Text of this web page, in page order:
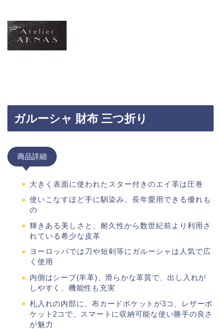
ガルーシャ 財布 三つ折り
商品詳細
大きく表面に使われたスター付きのエイ革は圧巻
使いこなすほど手に馴染み、長年愛用できる優れも
の
輝きある美しさと、耐久性から数世紀前より利用さ
れている希少な皮革
ヨーロッパでは刀や短剣等にガルーシャは人気で広
く使用
内側はシープ(羊革)、滑らかな革質で、出し入れが
しやすく、機能性も充実
札入れの内部に、布カードポケットが3コ、レザーポ
ケット2コで、スマートに収納可能な使い勝手の良さ
が魅力